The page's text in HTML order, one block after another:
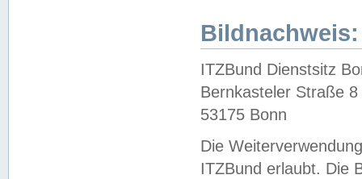
Bildnachweis:
ITZBund Dienstsitz
Bernkasteler Straße 8
53175 Bonn
Die
ITZBund erlaubt. Die